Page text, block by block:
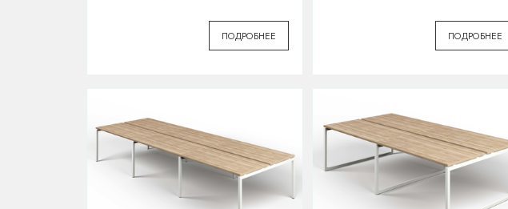
ПОДРОБНЕЕ ПОДРОБНЕЕ